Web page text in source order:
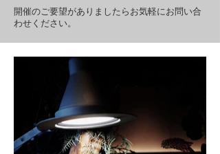
開催のご要望がありましたらお気軽にお問い合
わせください。